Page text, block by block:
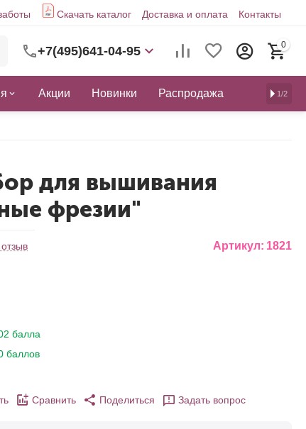
Скачать каталог Доставка и оплата Контакты
+7(495)641-04-95 0
Акции Новинки Распродажа 1/2
для вышивания
фрезии"
Артикул: 1821
балла
баллов
Сравнить Поделиться Задать вопрос